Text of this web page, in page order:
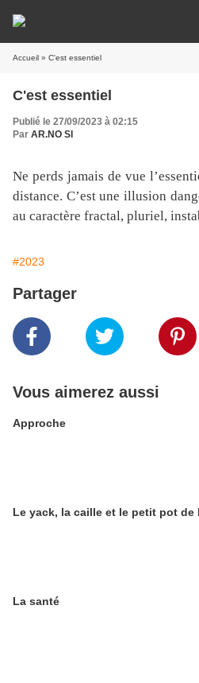
Accueil » C'est essentiel
C'est essentiel
Publié le 27/09/2023 à 02:15
Par AR.NO SI
Ne perds jamais de vue
distance. C’est une illusion
au caractère fractal, pluriel,
#2023
Partager
Vous aimerez aussi
Approche
Le yack, la caille et le petit pot de
La santé